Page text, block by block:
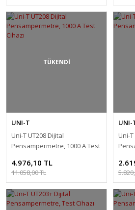
TÜKENDİ
UNI-T
Uni-T UT208 Dijital
Pensampermetre, 1000 A Test
4.976,10 TL
11.058,00 TL
UNI-
Uni-T